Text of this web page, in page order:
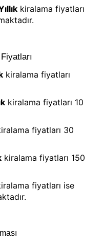
kiralama fiyatları
kiralama fiyatları
kiralama fiyatları 10
fiyatları 30
kiralama fiyatları 150
fiyatları ise